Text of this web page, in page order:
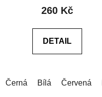
produktu
z
260 Kč
DETAIL
Černá Bílá Červená